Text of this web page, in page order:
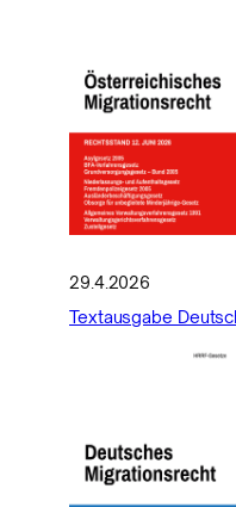
29.4.2026
Textausgabe